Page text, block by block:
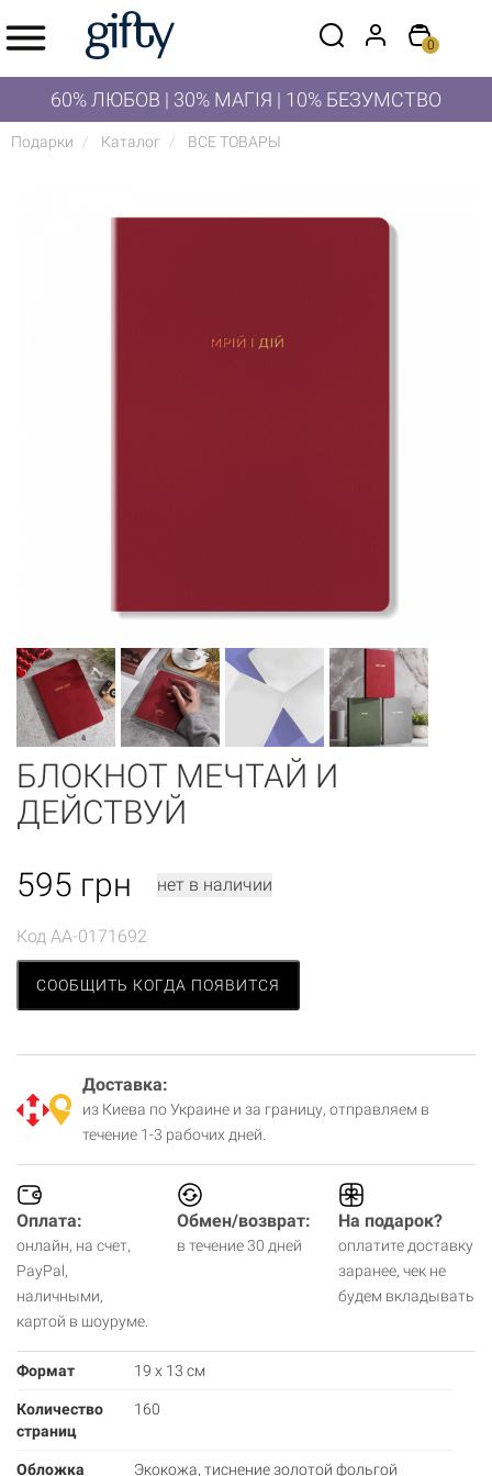
0
60% ЛЮБОВ | 30% МАГІЯ | 10% БЕЗУМСТВО
Подарки Каталог ВСЕ ТОВАРЫ
БЛОКНОТ МЕЧТАЙ И
ДЕЙСТВУЙ
595 грн нет в наличии
Код AA-0171692
СООБЩИТЬ КОГДА ПОЯВИТСЯ
Доставка:
из Киева по Украине и за границу, отправляем в
течение 1-3 рабочих дней.
Оплата:
онлайн, на счет,
PayPal,
наличными,
картой в шоуруме.
Обмен/возврат:
в течение 30 дней
На подарок?
оплатите доставку
заранее, чек не
будем вкладывать
Формат 19 х 13 см
Количество
страниц
160
Обложка Экокожа, тиснение золотой фольгой